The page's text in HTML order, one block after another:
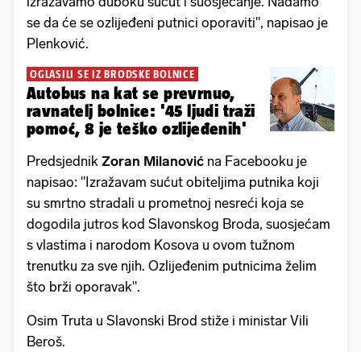
se da će se ozlijeđeni putnici oporaviti", napisao je
Plenković.
OGLASILI SE IZ BRODSKE BOLNICE
Autobus na kat se prevrnuo,
ravnatelj bolnice: '45 ljudi traži
pomoć, 8 je teško ozlijeđenih'
Predsjednik Zoran Milanović na Facebooku je
napisao: "Izražavam sućut obiteljima putnika koji
su smrtno stradali u prometnoj nesreći koja se
dogodila jutros kod Slavonskog Broda, suosjećam
s vlastima i narodom Kosova u ovom tužnom
trenutku za sve njih. Ozlijeđenim putnicima želim
što brži oporavak".
Osim Truta u Slavonski Brod stiže i ministar Vili
Beroš.